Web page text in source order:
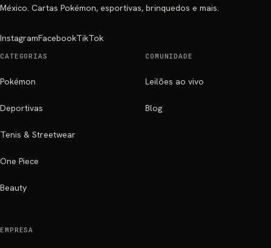
México. Cartas Pokémon, esportivas, brinquedos e mais.
InstagramFacebookTikTok
CATEGORIAS
Pokémon
Deportivas
Tenis & Streetwear
One Piece
Beauty
COMUNIDADE
Leilões ao vivo
Blog
EMPRESA